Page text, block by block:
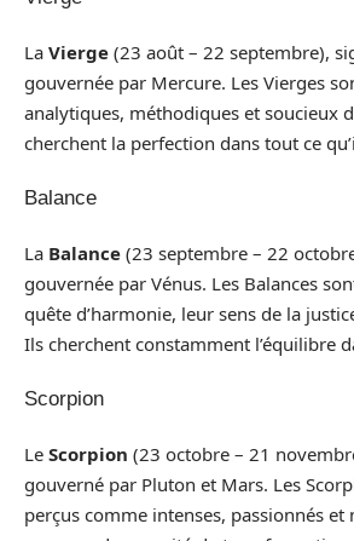
La Vierge (23 août – 22 septembre),
gouvernée par Mercure. Les Vierges
analytiques, méthodiques et soucieux
cherchent la perfection dans tout ce
Balance
La Balance (23 septembre – 22
gouvernée par Vénus. Les Balances
quête d’harmonie, leur sens de la
Ils cherchent constamment l’équilibre
Scorpion
Le Scorpion (23 octobre – 21
gouverné par Pluton et Mars. Les
perçus comme intenses, passionnés